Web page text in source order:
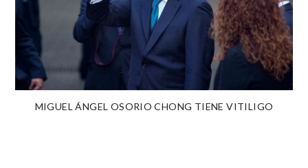
MIGUEL ÁNGEL OSORIO CHONG TIENE VITILIGO